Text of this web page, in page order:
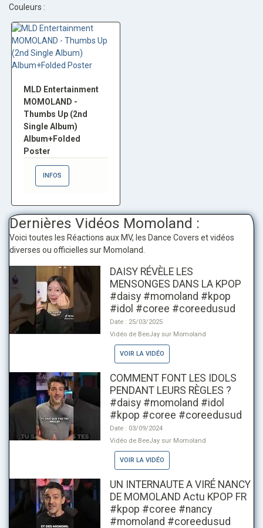
Couleurs :
MLD Entertainment
MOMOLAND -
Thumbs Up (2nd
Single Album)
Album+Folded
Poster
INFOS
Dernières Vidéos Momoland :
Voici toutes les Réactions aux MV, les Dance Covers et vidéos
diverses ou officielles sur Momoland.
DAISY RÉVÈLE LES
MENSONGES DANS LA KPOP
#daisy #momoland #kpop
#idol #coree #coreedusud
Date : 25/03/2025
Vidéo de BeeJay sur Momoland
VOIR LA VIDÉO
COMMENT FONT LES IDOLS
PENDANT LEURS RÈGLES ?
#daisy #momoland #idol
#kpop #coree #coreedusud
Date : 03/09/2024
Vidéo de BeeJay sur Momoland
VOIR LA VIDÉO
UN INTERNAUTE A VIRÉ NANCY
DE MOMOLAND Actu KPOP FR
#kpop #coree #nancy
#momoland #coreedusud